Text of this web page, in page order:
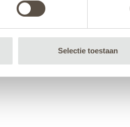
Selectie toestaan